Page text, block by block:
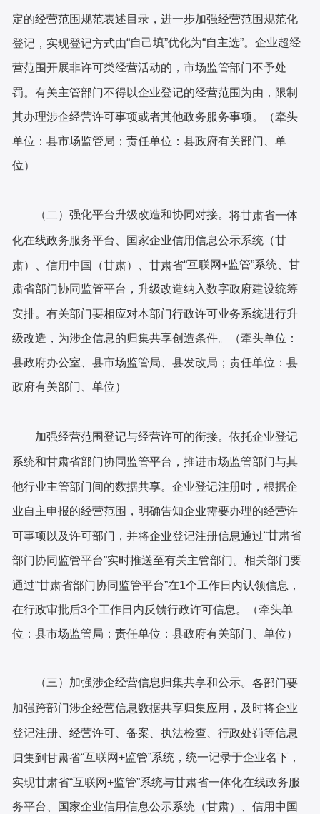
定的经营范围规范表述目录，进一步加强经营范围规范化
登记，实现登记方式由“自己填”优化为“自主选”。企业超经
营范围开展非许可类经营活动的，市场监管部门不予处
罚。有关主管部门不得以企业登记的经营范围为由，限制
其办理涉企经营许可事项或者其他政务服务事项。（牵头
单位：县市场监管局；责任单位：县政府有关部门、单
位）
（二）强化平台升级改造和协同对接。将甘肃省一体
化在线政务服务平台、国家企业信用信息公示系统（甘
肃）、信用中国（甘肃）、甘肃省“互联网+监管”系统、甘
肃省部门协同监管平台，升级改造纳入数字政府建设统筹
安排。有关部门要相应对本部门行政许可业务系统进行升
级改造，为涉企信息的归集共享创造条件。（牵头单位：
县政府办公室、县市场监管局、县发改局；责任单位：县
政府有关部门、单位）
加强经营范围登记与经营许可的衔接。依托企业登记
系统和甘肃省部门协同监管平台，推进市场监管部门与其
他行业主管部门间的数据共享。企业登记注册时，根据企
业自主申报的经营范围，明确告知企业需要办理的经营许
可事项以及许可部门，并将企业登记注册信息通过“甘肃省
部门协同监管平台”实时推送至有关主管部门。相关部门要
通过“甘肃省部门协同监管平台”在1个工作日内认领信息，
在行政审批后3个工作日内反馈行政许可信息。（牵头单
位：县市场监管局；责任单位：县政府有关部门、单位）
（三）加强涉企经营信息归集共享和公示。各部门要
加强跨部门涉企经营信息数据共享归集应用，及时将企业
登记注册、经营许可、备案、执法检查、行政处罚等信息
归集到甘肃省“互联网+监管”系统，统一记录于企业名下，
实现甘肃省“互联网+监管”系统与甘肃省一体化在线政务服
务平台、国家企业信用信息公示系统（甘肃）、信用中国